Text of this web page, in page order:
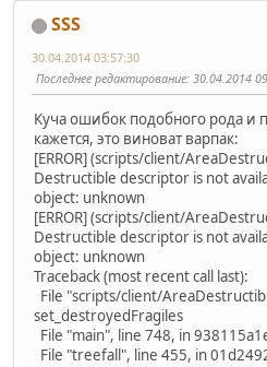
SSS
30.04.2014 03:57:30
Последнее редактирование: 30.04.2014
Куча ошибок подобного рода и
кажется, это виноват варпак:
[ERROR] (scripts/client/
Destructible descriptor is not
object: unknown
[ERROR] (scripts/client/
Destructible descriptor is not
object: unknown
Traceback (most recent call last):
File "scripts/client/
set_destroyedFragiles
File "main", line 748, in
File "treefall", line 455, in